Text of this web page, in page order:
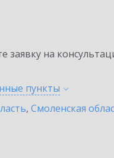
заявку на
пункты
, Смоленская